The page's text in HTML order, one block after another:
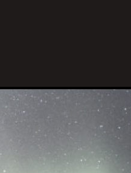
boreal, um dos
precisos da
indígenas do Ártico